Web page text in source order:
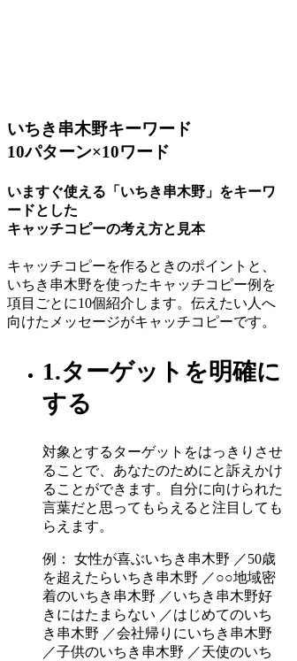
いちき串木野キーワード
10パターン×10ワード
いますぐ使える「いちき串木野」をキーワ
ードとした
キャッチコピーの考え方と見本
キャッチコピーを作るときのポイントと、
いちき串木野を使ったキャッチコピー例を
項目ごとに10個紹介します。伝えたい人へ
向けたメッセージがキャッチコピーです。
1.ターゲットを明確に
する
対象とするターゲットをはっきりさせ
ることで、あなたのためにと訴えかけ
ることができます。自分に向けられた
言葉だと思ってもらえると注目しても
らえます。
例： 女性が喜ぶいちき串木野 ／50歳
を超えたらいちき串木野 ／○○地域密
着のいちき串木野 ／いちき串木野好
きにはたまらない ／はじめてのいち
き串木野 ／会社帰りにいちき串木野
／子供のいちき串木野 ／天使のいち